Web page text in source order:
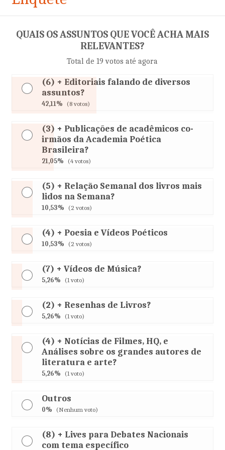
QUAIS OS ASSUNTOS QUE VOCÊ ACHA MAIS
RELEVANTES?
Total de 19 votos até agora
(6) + Editoriais falando de diversos
assuntos?
42,11% (8 votos)
(3) + Publicações de acadêmicos co-
irmãos da Academia Poética
Brasileira?
21,05% (4 votos)
(5) + Relação Semanal dos livros mais
lidos na Semana?
10,53% (2 votos)
(4) + Poesia e Vídeos Poéticos
10,53% (2 votos)
(7) + Vídeos de Música?
5,26% (1 voto)
(2) + Resenhas de Livros?
5,26% (1 voto)
(4) + Notícias de Filmes, HQ, e
Análises sobre os grandes autores de
literatura e arte?
5,26% (1 voto)
Outros
0% (Nenhum voto)
(8) + Lives para Debates Nacionais
com tema específico